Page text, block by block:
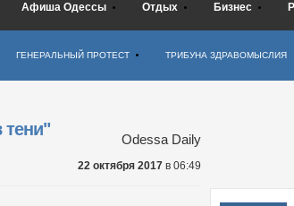
Афиша Одессы Отдых Бизнес
ГЕНЕРАЛЬНЫЙ ПРОТЕСТ ТРИБУНА ЗДРАВОМЫСЛИЯ
тени"
Odessa Daily
22 октября 2017 в 06:49